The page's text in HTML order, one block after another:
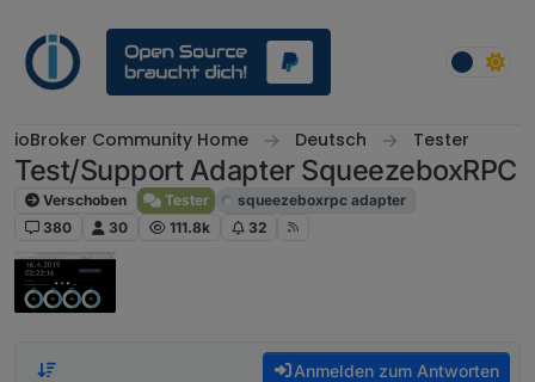
ioBroker Community Home Deutsch Tester
Test/Support Adapter SqueezeboxRPC
Verschoben Tester
squeezeboxrpc adapter
380
30 111.8k 32
Anmelden zum Antworten